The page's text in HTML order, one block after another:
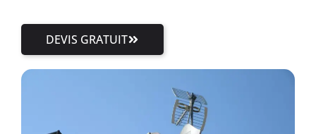
DEVIS GRATUIT